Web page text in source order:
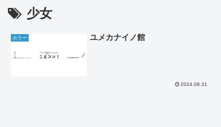
少女
ホラー ユメカナイノ館
2024.08.31